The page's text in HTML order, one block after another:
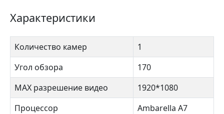
Характеристики
Количество камер
1
Угол обзора
170
MAX разрешение видео
1920*1080
Процессор
Ambarella A7